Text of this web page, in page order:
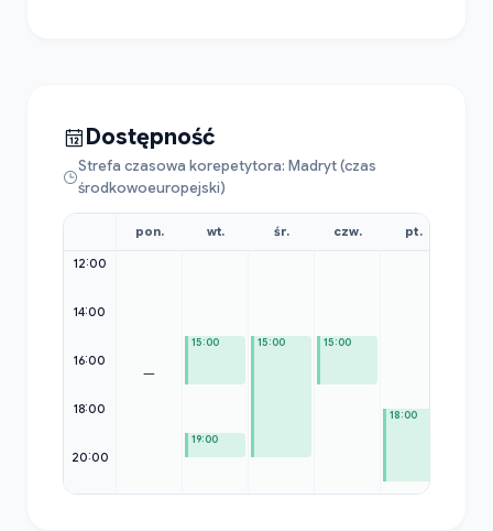
Dostępność
Strefa czasowa korepetytora: Madryt (czas
środkowoeuropejski)
12:00
14:00
16:00
18:00
20:00
pon.
—
wt.
15:00
19:00
śr.
15:00
czw.
15:00
pt.
18:00